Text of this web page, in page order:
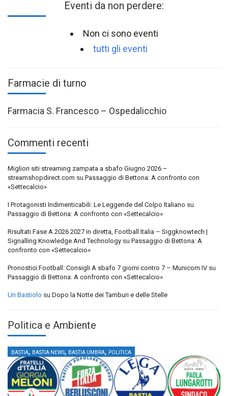
Eventi da non perdere:
Non ci sono eventi
tutti gli eventi
Farmacie di turno
Farmacia S. Francesco – Ospedalicchio
Commenti recenti
Migliori siti streaming zampata a sbafo Giugno 2026 –
streamshopdirect.com su Passaggio di Bettona: A confronto con
«Settecalcio»
I Protagonisti Indimenticabili: Le Leggende del Colpo Italiano su
Passaggio di Bettona: A confronto con «Settecalcio»
Risultati Fase A 2026 2027 in diretta, Football Italia – Siggknowtech |
Signalling Knowledge And Technology su Passaggio di Bettona: A
confronto con «Settecalcio»
Pronostici Football: Consigli A sbafo 7 giorni contro 7 – Municorn IV su
Passaggio di Bettona: A confronto con «Settecalcio»
Un Bastiolo su Dopo la Notte dei Tamburi e delle Stelle
Politica e Ambiente
BASTIA, BASTIA NEWS, BASTIA UMBRA, POLITICA